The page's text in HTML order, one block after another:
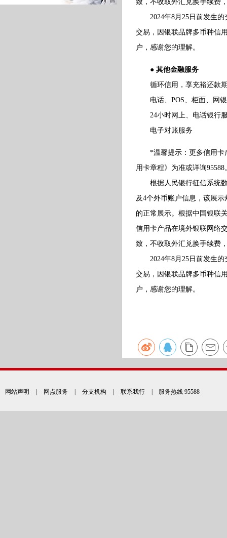
致，不收取外汇兑换手续费
2024年8月25日前发生的
交易，因银联品牌多币种信
户，感谢您的理解。
● 其他金融服务
循环信用，享充裕还款
电话、POS、柜面、网银
24小时网上、电话银行
电子对账服务
*温馨提示：更多信用卡产
用卡章程》为准或详询95588
根据人民银行征信系统数
及4个外币账户信息，该展
的正常展示。根据中国银联
信用卡产品在境外银联网络
致，不收取外汇兑换手续费
2024年8月25日前发生的
交易，因银联品牌多币种信
户，感谢您的理解。
网站声明 网点服务 分支机构 联系我行 | 服务热线 95588